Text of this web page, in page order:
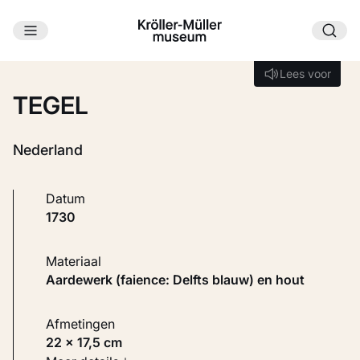
Ga naar hoofdinhoud
Lees voor
Lees voor
TEGEL
Nederland
Datum
1730
Materiaal
Aardewerk (faience: Delfts blauw) en hout
Afmetingen
22 × 17,5 cm